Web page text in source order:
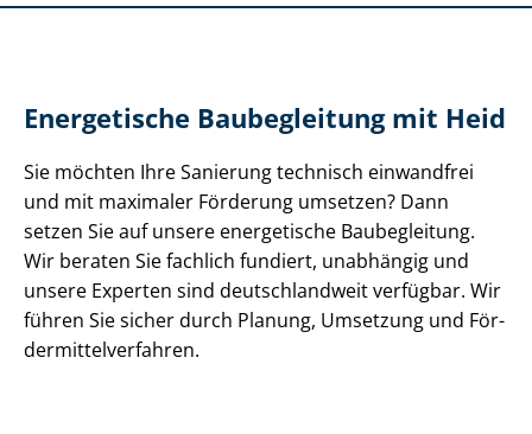
Energetische Baubegleitung mit Heid
Sie möchten Ihre Sanierung technisch einwandfrei
und mit maximaler Förderung umsetzen? Dann
setzen Sie auf unsere energetische Baubegleitung.
Wir beraten Sie fachlich fundiert, unabhängig und
unsere Experten sind deutschlandweit verfügbar. Wir
führen Sie sicher durch Planung, Umsetzung und För­
der­mit­tel­ver­fah­ren.